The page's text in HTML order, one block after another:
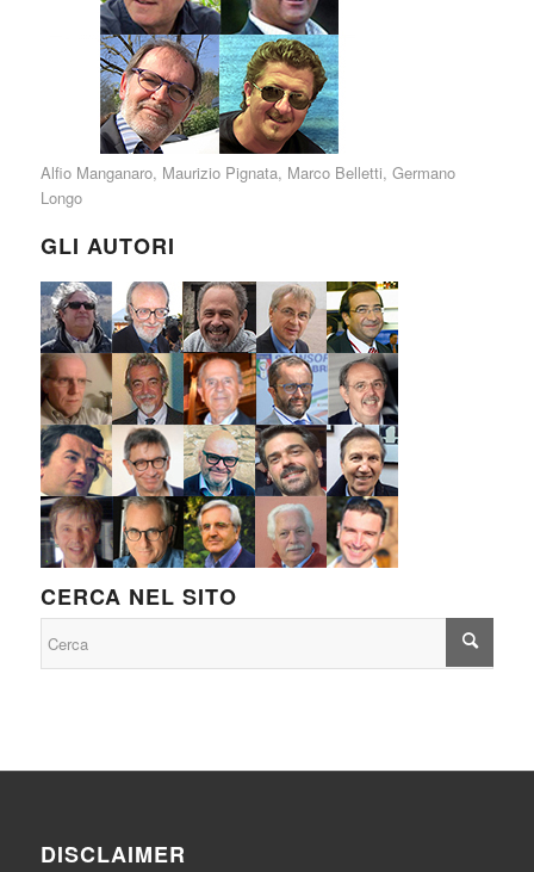
Alfio Manganaro, Maurizio Pignata, Marco Belletti, Germano
Longo
GLI AUTORI
CERCA NEL SITO
DISCLAIMER